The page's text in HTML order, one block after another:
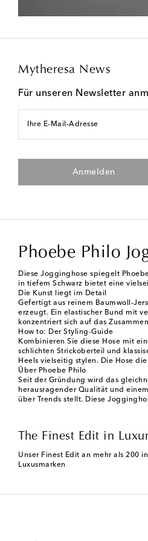
Mytheresa News
Für unseren Newsletter
Ihre E-Mail-Adresse
Anmelden
Phoebe Philo
Diese Jogginghose spiegelt
in tiefem Schwarz bietet eine
Die Kunst liegt im Detail
Gefertigt aus reinem Baumwoll-
erzeugt. Ein elastischer Bund mit
konzentriert sich auf das
How to: Der Styling-Guide
Kombinieren Sie diese Hose mit
schlichten Strickoberteil und
Heels vielseitig stylen. Die Hose
Über Phoebe Philo
Seit der Gründung wird das
herausragender Qualität und
über Trends stellt. Diese
The Finest Edit in
Unser Finest Edit an mehr als 200
Luxusmarken